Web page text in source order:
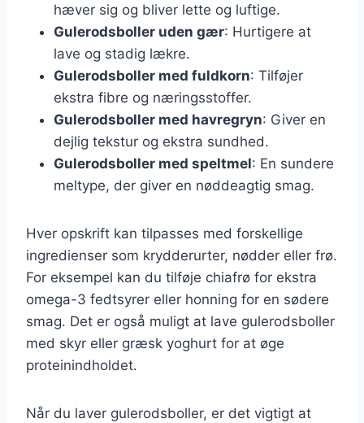
hæver sig og bliver lette og luftige.
Gulerodsboller uden gær: Hurtigere at
lave og stadig lækre.
Gulerodsboller med fuldkorn: Tilføjer
ekstra fibre og næringsstoffer.
Gulerodsboller med havregryn: Giver en
dejlig tekstur og ekstra sundhed.
Gulerodsboller med speltmel: En sundere
meltype, der giver en nøddeagtig smag.
Hver opskrift kan tilpasses med forskellige
ingredienser som krydderurter, nødder eller frø.
For eksempel kan du tilføje chiafrø for ekstra
omega-3 fedtsyrer eller honning for en sødere
smag. Det er også muligt at lave gulerodsboller
med skyr eller græsk yoghurt for at øge
proteinindholdet.
Når du laver gulerodsboller, er det vigtigt at